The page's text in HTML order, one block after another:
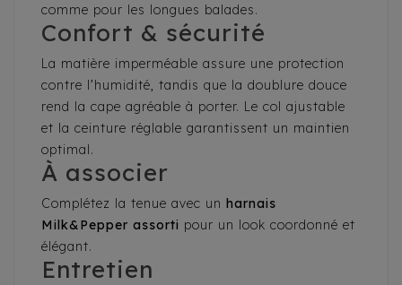
comme pour les longues balades.
Confort & sécurité
La matière imperméable assure une protection
contre l’humidité, tandis que la doublure douce
rend la cape agréable à porter. Le col ajustable
et la ceinture réglable garantissent un maintien
optimal.
À associer
Complétez la tenue avec un harnais
Milk&Pepper assorti pour un look coordonné et
élégant.
Entretien